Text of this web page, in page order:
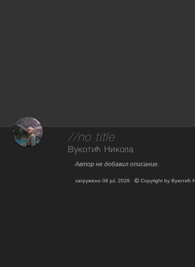
//no title
Вукотић Никола
Автор не добавил описание.
загружено08 jul, 2026 Copyright byВукотић